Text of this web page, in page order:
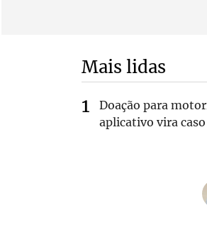
Mais lidas
Doação para
aplicativo vira